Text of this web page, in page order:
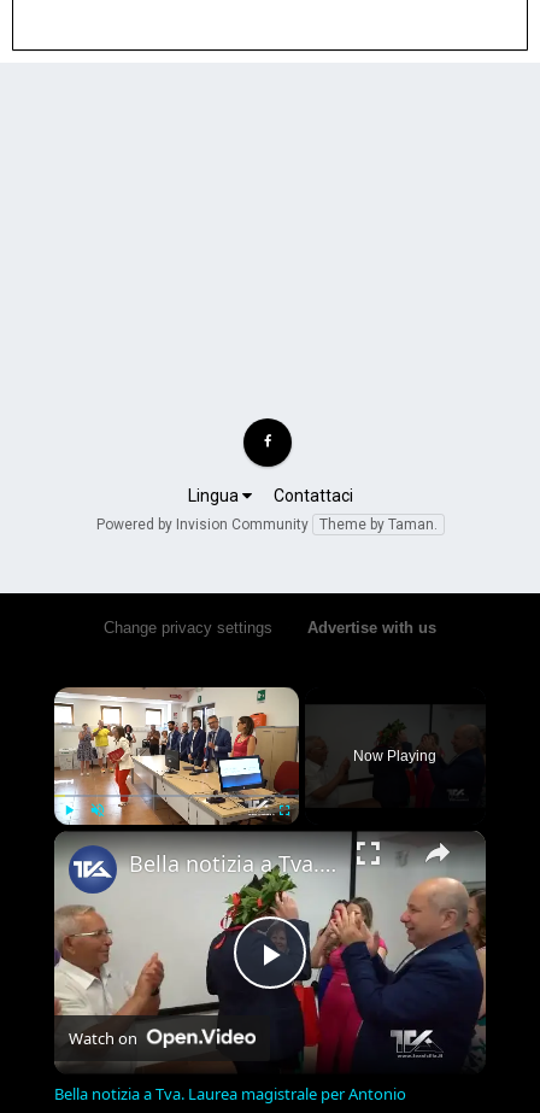
Lingua Contattaci
Powered by Invision Community Theme by Taman.
Change privacy settings Advertise with us
×
Now Playing
×
Play
Video
Bella notizia a Tva. Laurea magistrale per Antonio Scarvaglieri in Ingegneria delle Telecomunicazion
Watch on
Bella notizia a Tva. Laurea magistrale per Antonio